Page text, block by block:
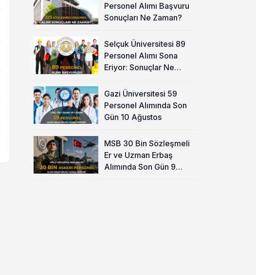
Personel Alımı Başvuru
Sonuçları Ne Zaman?
Selçuk Üniversitesi 89
Personel Alımı Sona
Eriyor: Sonuçlar Ne
Gazi Üniversitesi 59
Personel Alımında Son
Gün 10 Ağustos
MSB 30 Bin Sözleşmeli
Er ve Uzman Erbaş
Alımında Son Gün 9